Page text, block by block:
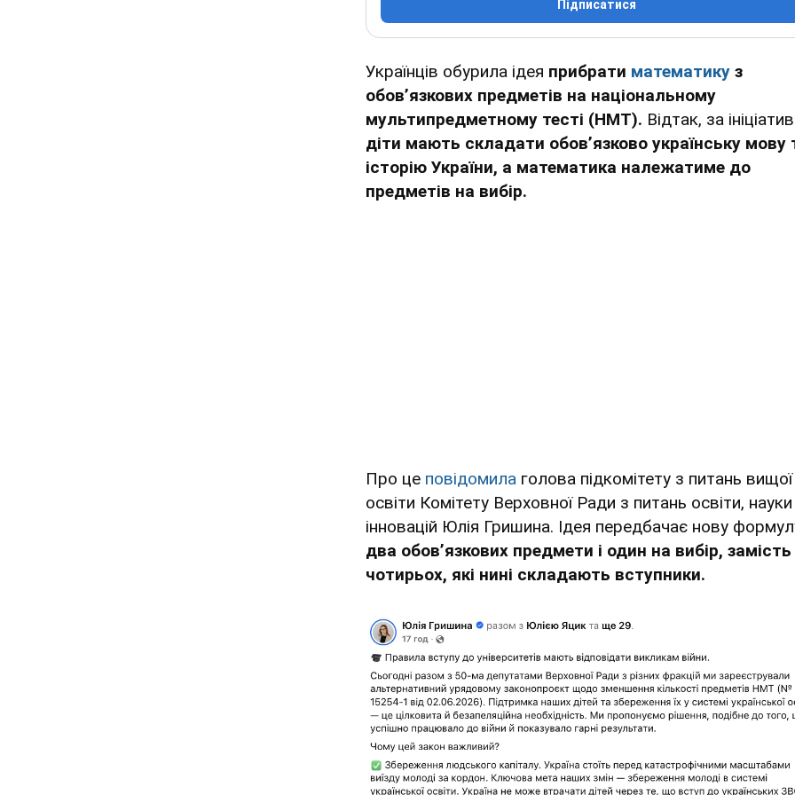
Підписатися
Українців обурила ідея прибрати математику з
обовʼязкових предметів на національному
мультипредметному тесті (НМТ). Відтак, за
діти мають складати обовʼязково українську мову
історію України, а математика належатиме до
предметів на вибір.
Про це повідомила голова підкомітету з питань вищої
освіти Комітету Верховної Ради з питань освіти,
інновацій Юлія Гришина. Ідея передбачає нову
два обовʼязкових предмети і один на вибір, замість
чотирьох, які нині складають вступники.